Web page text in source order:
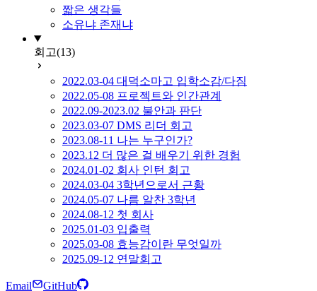
짧은 생각들
소유냐 존재냐
회고(13)
2022.03-04 대덕소마고 입학소감/다짐
2022.05-08 프로젝트와 인간관계
2022.09-2023.02 불안과 판단
2023.03-07 DMS 리더 회고
2023.08-11 나는 누구인가?
2023.12 더 많은 걸 배우기 위한 경험
2024.01-02 회사 인턴 회고
2024.03-04 3학년으로서 근황
2024.05-07 나름 알찬 3학년
2024.08-12 첫 회사
2025.01-03 입출력
2025.03-08 효능감이란 무엇일까
2025.09-12 연말회고
Email
GitHub